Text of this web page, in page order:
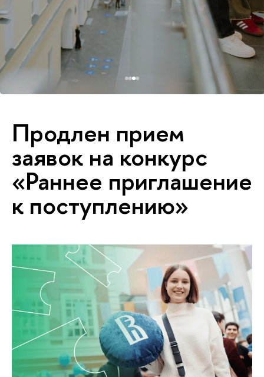
Продлен прием
заявок на конкурс
«Раннее приглашение
к поступлению»